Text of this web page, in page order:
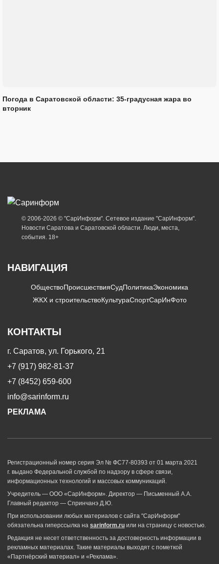
Погода в Саратовской области: 35-градусная жара во
вторник
© 2006-2026 © "СарИнформ". Сетевое издание "СарИнформ".
Новости Саратова и Саратовской области. Люди, места,
события. 18+
НАВИГАЦИЯ
ОбществоПроисшествияСудПолитикаЭкономика
ЖКХ и строительствоКультураСпортСарИнФото
КОНТАКТЫ
г. Саратов, ул. Горького, 21
+7 (917) 982-81-37
+7 (8452) 659-600
info@sarinform.ru
РЕКЛАМА
Регистрационный номер серия Эл № ФС77-80393 от 01 марта 2021
г. выдано Федеральной службой по надзору в сфере связи,
информационных технологий и массовых коммуникаций.
Учредитель — ООО «СарИнформ». Директор — Письменный А.А.
Главный редактор — Спринчанэ Д.Ю.
При использовании любых материалов с сайта "СарИнформ"
обязательна гиперссылка на sarinform.ru или на страницу с новостью.
Редакция не несет ответственность за достоверность информации в
рекламных материалах. Такие материалы выходят с пометкой
«Партнёрский материал» и «Реклама».